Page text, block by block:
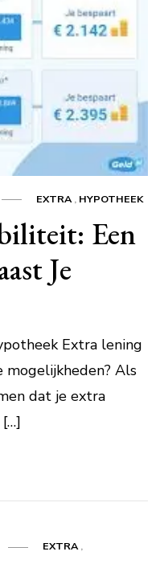
EXTRA, HYPOTHEEK
Een
Je
Extra lening
mogelijkheden? Als
dat je extra
EXTRA,